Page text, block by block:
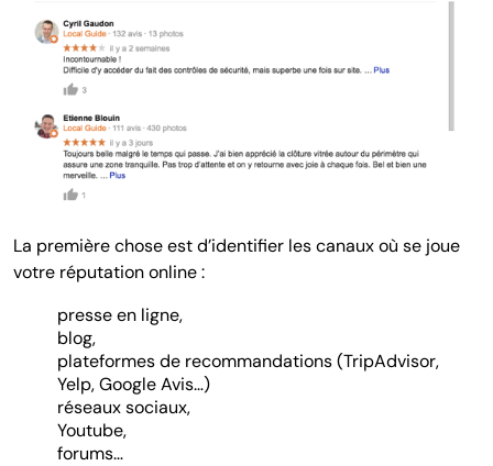
La première chose est d’identifier les canaux où se joue
votre réputation online :
presse en ligne,
blog,
plateformes de recommandations (TripAdvisor,
Yelp, Google Avis…)
réseaux sociaux,
Youtube,
forums…